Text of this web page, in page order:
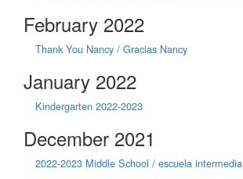
February 2022
Thank You Nancy / Gracias Nancy
January 2022
Kindergarten 2022-2023
December 2021
2022-2023 Middle School / escuela intermedia